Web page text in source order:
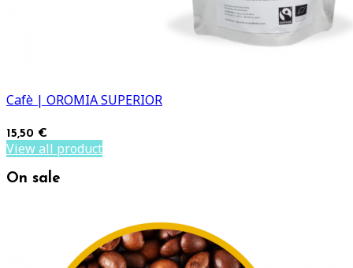
Cafè | OROMIA SUPERIOR
15,50 €
View all product
On sale